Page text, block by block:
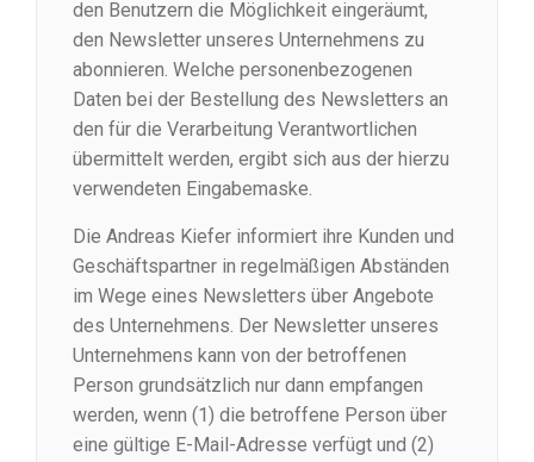
den Benutzern die Möglichkeit eingeräumt,
den Newsletter unseres Unternehmens zu
abonnieren. Welche personenbezogenen
Daten bei der Bestellung des Newsletters an
den für die Verarbeitung Verantwortlichen
übermittelt werden, ergibt sich aus der hierzu
verwendeten Eingabemaske.
Die Andreas Kiefer informiert ihre Kunden und
Geschäftspartner in regelmäßigen Abständen
im Wege eines Newsletters über Angebote
des Unternehmens. Der Newsletter unseres
Unternehmens kann von der betroffenen
Person grundsätzlich nur dann empfangen
werden, wenn (1) die betroffene Person über
eine gültige E-Mail-Adresse verfügt und (2)